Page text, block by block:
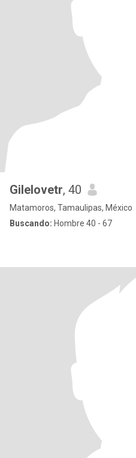
Gilelovetr, 40
Matamoros, Tamaulipas, México
Buscando: Hombre 40 - 67